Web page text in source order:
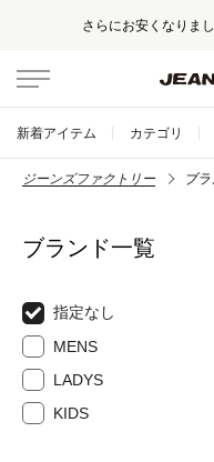
さらにお安くなりました
新着アイテム カテゴリ
ジーンズファクトリー ブ
ブランド一覧
指定なし
MENS
LADYS
KIDS